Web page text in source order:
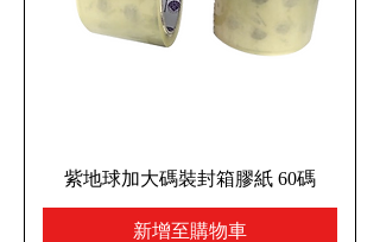
紫地球加大碼裝封箱膠紙 60碼
新增至購物車